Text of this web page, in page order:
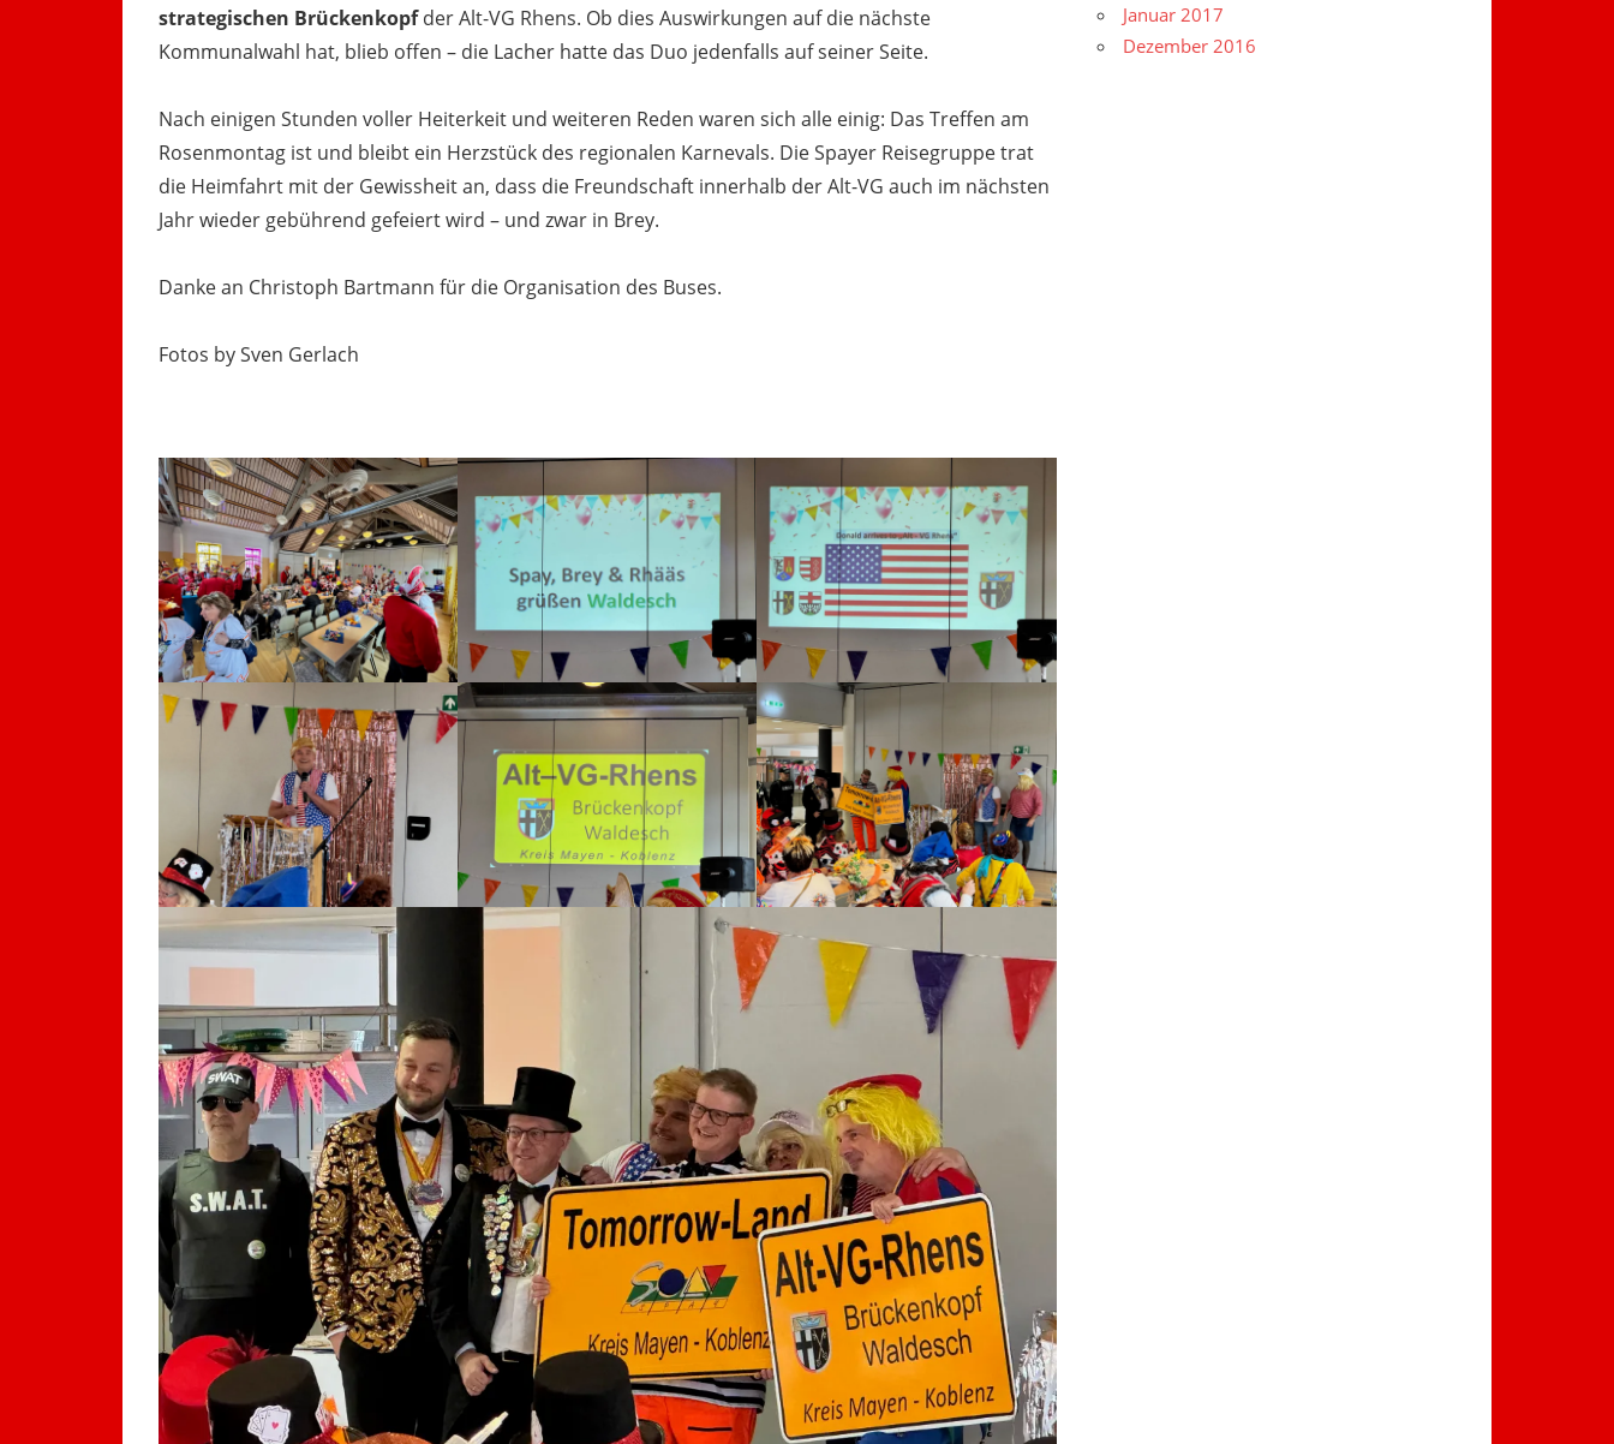
strategischen Brückenkopfder Alt-VG Rhens. Ob dies Auswirkungen auf die nächste
Kommunalwahl hat, blieb offen – die Lacher hatte das Duo jedenfalls auf seiner Seite.
Nach einigen Stunden voller Heiterkeit und weiteren Reden waren sich alle einig: Das Treffen am
Rosenmontag ist und bleibt ein Herzstück des regionalen Karnevals. Die Spayer Reisegruppe trat
die Heimfahrt mit der Gewissheit an, dass die Freundschaft innerhalb der Alt-VG auch im nächsten
Jahr wieder gebührend gefeiert wird – und zwar in Brey.
Danke an Christoph Bartmann für die Organisation des Buses.
Fotos by Sven Gerlach
Januar 2017
Dezember 2016